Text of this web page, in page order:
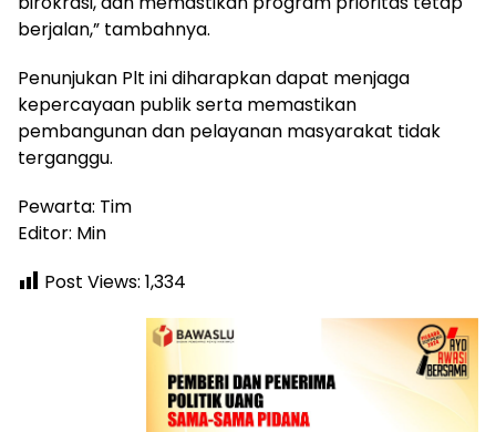
berjalan,” tambahnya.
Penunjukan Plt ini diharapkan dapat menjaga
kepercayaan publik serta memastikan
pembangunan dan pelayanan masyarakat tidak
terganggu.
Pewarta: Tim
Editor: Min
Post Views: 1,334